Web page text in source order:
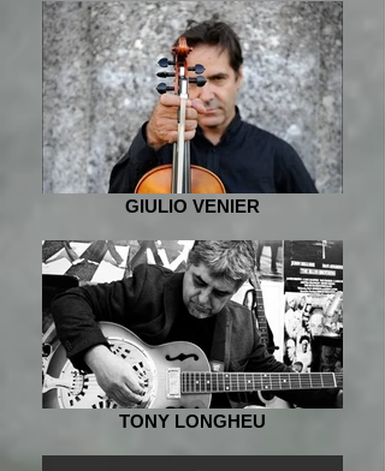
GIULIO VENIER
TONY LONGHEU